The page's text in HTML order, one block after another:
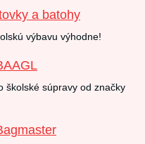
a batohy
výbavu výhodne!
školské súpravy od značky